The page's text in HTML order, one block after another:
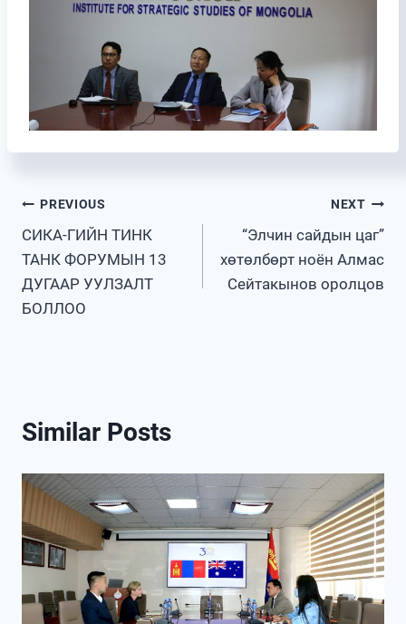
Post
navigation
PREVIOUS
CИКA-ГИЙН ТИНК
ТАНК ФОРУМЫН 13
ДУГААР УУЛЗАЛТ
БОЛЛОО
NEXT
“Элчин сайдын цаг”
хөтөлбөрт ноён Алмас
Сейтакынов оролцов
Similar Posts